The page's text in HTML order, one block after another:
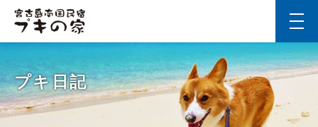
プキ日記
t
o
g
g
l
v